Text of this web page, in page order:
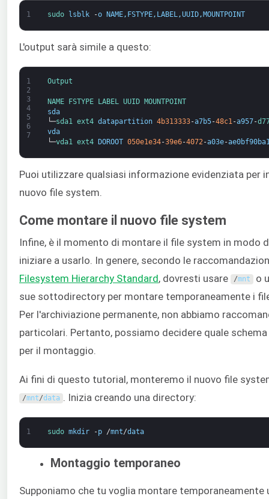
1 sudo lsblk -o NAME, FSTYPE, LABEL ,UUID,MOUNTPOINT
L'output sarà simile a questo:
1
2
3
4
5
6
7
Output
NAME FSTYPE LABEL UUID MOUNTPOINT
sda
└─sda1 ext4 datapartition 4b313333-a7b5-48c1-a957-
vda
└─vda1 ext4 DOROOT 050e1e34-39e6-4072-a03e-
Puoi utilizzare qualsiasi informazione evidenziata per
nuovo file system.
Come montare il nuovo file system
Infine, è il momento di montare il file system in modo
iniziare a usarlo. In genere, secondo le
Filesystem Hierarchy Standard, dovresti usare /mnt o
sue sottodirectory per montare temporaneamente i
Per l'archiviazione permanente, non abbiamo
particolari. Pertanto, possiamo decidere quale
per il montaggio.
Ai fini di questo tutorial, monteremo il nuovo file
/mnt/data . Inizia creando una directory:
1 sudo mkdir -p /mnt/data
Montaggio temporaneo
Supponiamo che tu voglia montare temporaneamente